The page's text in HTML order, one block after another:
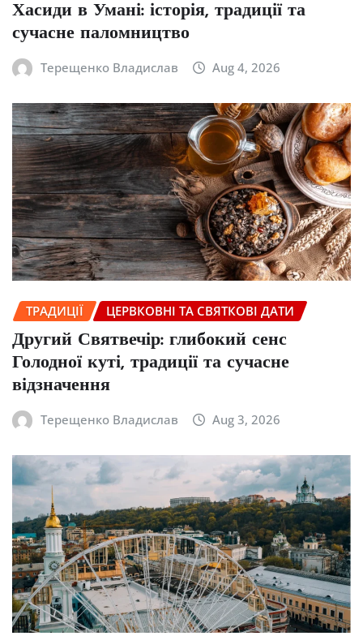
Хасиди в Умані: історія, традиції та
сучасне паломництво
Терещенко Владислав Aug 4, 2026
ТРАДИЦІЇ ЦЕРВКОВНІ ТА СВЯТКОВІ ДАТИ
Другий Святвечір: глибокий сенс
Голодної куті, традиції та сучасне
відзначення
Терещенко Владислав Aug 3, 2026